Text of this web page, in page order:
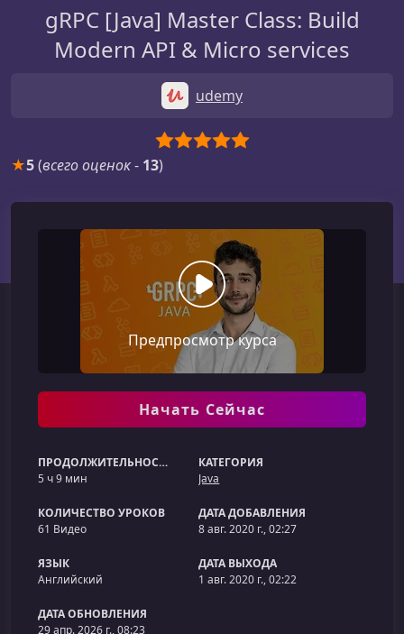
gRPC [Java] Master Class: Build
Modern API & Micro services
udemy
★5(всего оценок- 13)
Предпросмотр курса
Начать Сейчас
ПРОДОЛЖИТЕЛЬНОСТЬ
5 ч 9 мин
КАТЕГОРИЯ
Java
КОЛИЧЕСТВО УРОКОВ
61 Видео
ДАТА ДОБАВЛЕНИЯ
8 авг. 2020 г., 02:27
ЯЗЫК
Английский
ДАТА ВЫХОДА
1 авг. 2020 г., 02:22
ДАТА ОБНОВЛЕНИЯ
29 апр. 2026 г., 08:23